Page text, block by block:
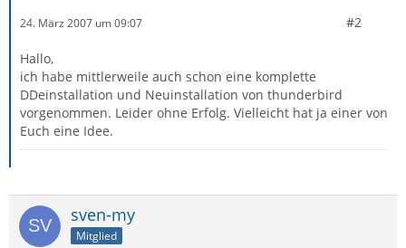
24. März 2007 um 09:07 #2
Hallo,
ich habe mittlerweile auch schon eine komplette
DDeinstallation und Neuinstallation von thunderbird
vorgenommen. Leider ohne Erfolg. Vielleicht hat ja einer von
Euch eine Idee.
sven-my
Mitglied